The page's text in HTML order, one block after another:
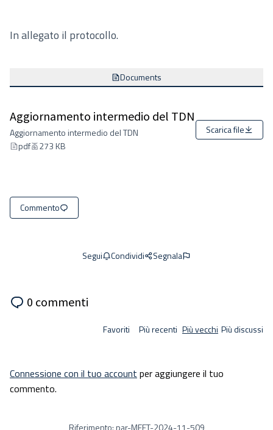
In allegato il protocollo.
Documents
Aggiornamento intermedio del TDN
Aggiornamento intermedio del TDN
pdf
273 KB
Scarica file
Commento
Segui Condividi Segnala
0 commenti
Favoriti Più recenti Più vecchi Più discussi
Connessione con il tuo account per aggiungere il tuo
commento.
Riferimento: par-MEET-2024-11-509